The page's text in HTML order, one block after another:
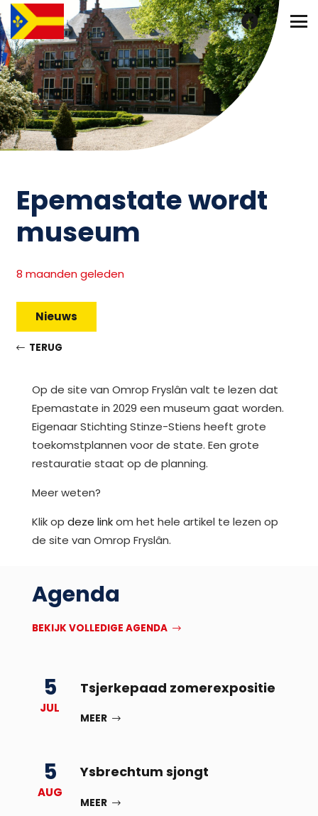
Epemastate wordt
museum
8 maanden geleden
Nieuws
TERUG
Op de site van Omrop Fryslân valt te lezen dat
Epemastate in 2029 een museum gaat worden.
Eigenaar Stichting Stinze-Stiens heeft grote
toekomstplannen voor de state. Een grote
restauratie staat op de planning.
Meer weten?
Klik op deze linkom het hele artikel te lezen op
de site van Omrop Fryslân.
Agenda
BEKIJK VOLLEDIGE AGENDA
5
JUL
Tsjerkepaad zomerexpositie
MEER
5
AUG
Ysbrechtum sjongt
MEER